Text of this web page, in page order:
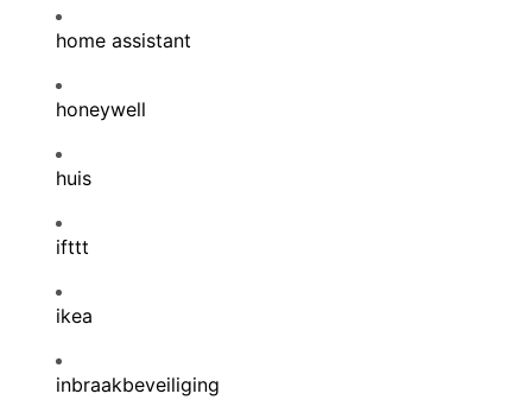
home assistant
honeywell
huis
ifttt
ikea
inbraakbeveiliging